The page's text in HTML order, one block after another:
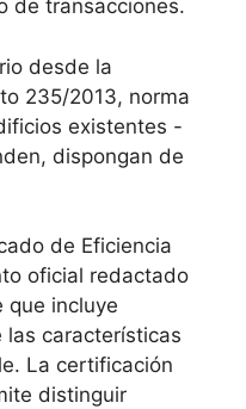
de transacciones.
desde la
235/2013, norma
existentes -
dispongan de
de Eficiencia
oficial redactado
que incluye
características
La certificación
distinguir